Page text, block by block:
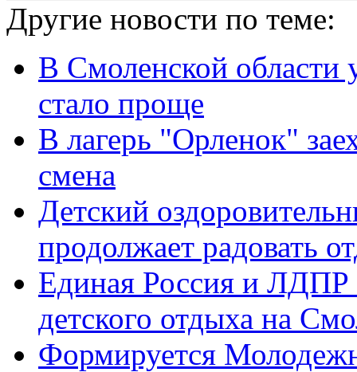
Другие новости по теме:
В Смоленской области
стало проще
В лагерь "Орленок"
смена
Детский
продолжает радовать
Единая Россия и ЛДПР
детского отдыха на
Формируется